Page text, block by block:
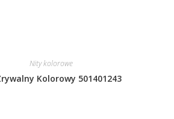
Nity kolorowe
Kolorowy 501401243